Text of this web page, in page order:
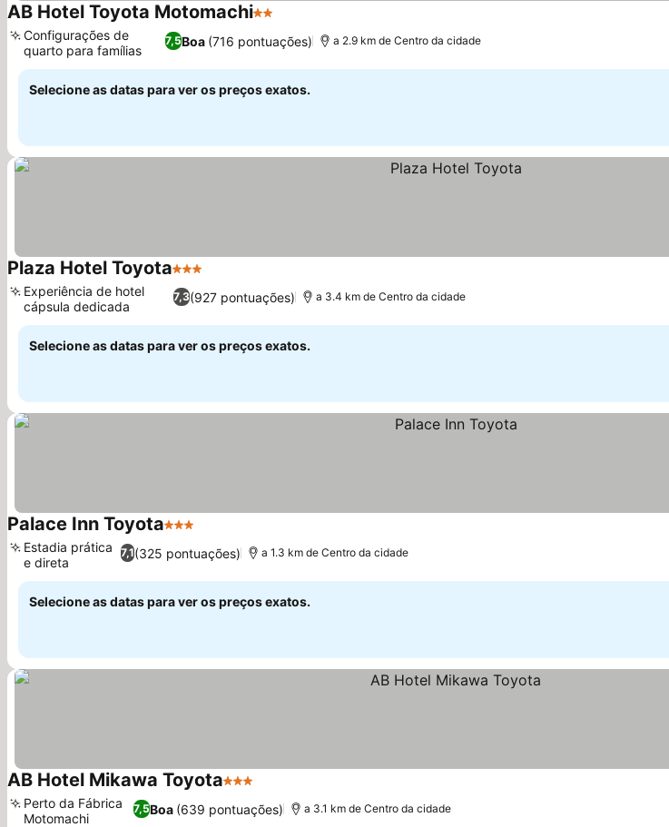
AB Hotel Toyota Motomachi2 Estrelas
7,5Boa (716 pontuações)
Configurações de
quarto para famílias
a 2.9 km de Centro da cidade
Selecione as datas para ver os preços exatos.
Plaza Hotel Toyota3 Estrelas
7,3(927 pontuações)
Experiência de hotel
cápsula dedicada
a 3.4 km de Centro da cidade
Selecione as datas para ver os preços exatos.
Palace Inn Toyota3 Estrelas
7,1(325 pontuações)
Estadia prática
e direta
a 1.3 km de Centro da cidade
Selecione as datas para ver os preços exatos.
AB Hotel Mikawa Toyota3 Estrelas
7,5Boa (639 pontuações)
Perto da Fábrica
Motomachi
a 3.1 km de Centro da cidade